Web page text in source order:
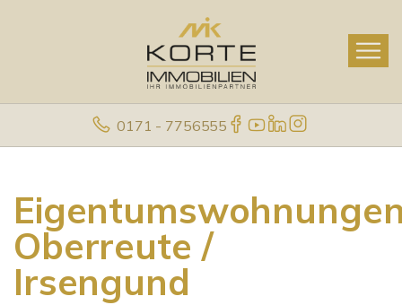
0171 - 7756555
Oberreute /
Irsengund